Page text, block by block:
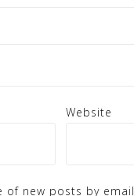
Website
of new posts by email.